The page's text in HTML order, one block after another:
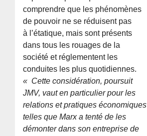
comprendre que les phénomènes
de pouvoir ne se réduisent pas
à l’étatique, mais sont présents
dans tous les rouages de la
société et réglementent les
conduites les plus quotidiennes.
« Cette considération, poursuit
JMV, vaut en particulier pour les
relations et pratiques économiques
telles que Marx a tenté de les
démonter dans son entreprise de